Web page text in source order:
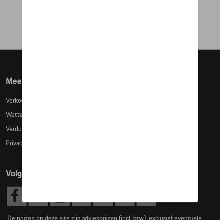
Meer info
Verkoopsvoorwaarden
Wettelijke bepalingen
Verduidelijking kledingmaten
Privacybeleid
Volg Ons
De prijzen op deze site zijn adviesprijzen (incl. btw), exclusief eventuele